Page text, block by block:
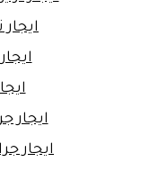
ايجار
ايجار